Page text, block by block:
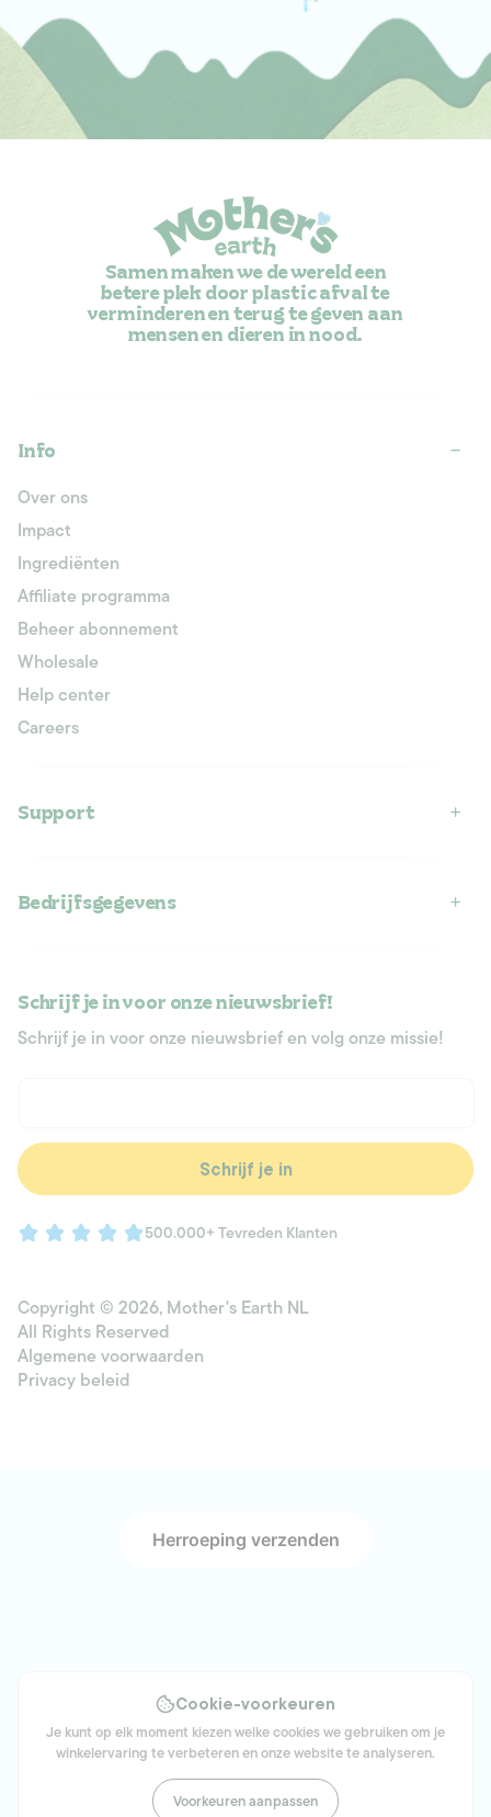
Samen maken we de wereld een
betere plek door plastic afval te
verminderen en terug te geven aan
mensen en dieren in nood.
Info
Over ons
Impact
Ingrediënten
Affiliate programma
Beheer abonnement
Wholesale
Help center
Careers
Support
Bedrijfsgegevens
Schrijf je in voor onze nieuwsbrief!
Schrijf je in voor onze nieuwsbrief en volg onze missie!
E‑mail
Schrijf je in
500.000+ Tevreden Klanten
Copyright © 2026,Mother's Earth NL
All Rights Reserved
Algemene voorwaarden
Privacy beleid
Herroeping verzenden
Cookie-voorkeuren
Je kunt op elk moment kiezen welke cookies we gebruiken om je
winkelervaring te verbeteren en onze website te analyseren.
Voorkeuren aanpassen